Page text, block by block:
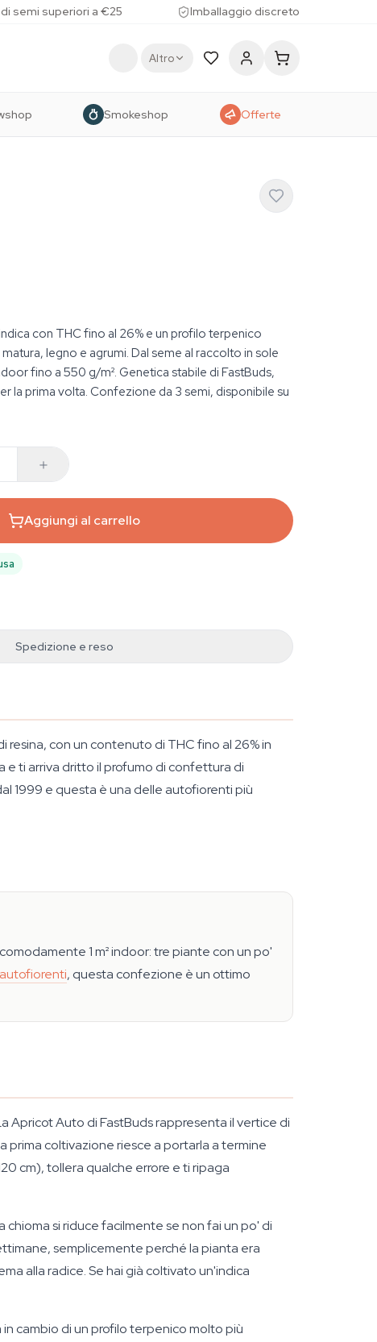
semi superiori a €25 Imballaggio discreto
Altro
Smokeshop Offerte
con THC fino al 26% e un profilo terpenico
legno e agrumi. Dal seme al raccolto in sole
fino a 550 g/m². Genetica stabile di FastBuds,
la prima volta. Confezione da 3 semi, disponibile su
Aggiungi al carrello
Spedizione e reso
con un contenuto di THC fino al 26% in
e ti arriva dritto il profumo di confettura di
1999 e questa è una delle autofiorenti più
1 m² indoor: tre piante con un po'
, questa confezione è un ottimo
Auto di FastBuds rappresenta il vertice di
prima coltivazione riesce a portarla a termine
cm), tollera qualche errore e ti ripaga
si riduce facilmente se non fai un po' di
semplicemente perché la pianta era
alla radice. Se hai già coltivato un'indica
cambio di un profilo terpenico molto più